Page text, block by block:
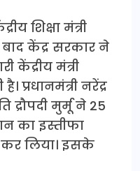
शिक्षा मंत्री
बाद केंद्र सरकार ने
केंद्रीय मंत्री
प्रधानमंत्री नरेंद्र
द्रौपदी मुर्मू ने 25
का इस्तीफा
कर लिया। इसके